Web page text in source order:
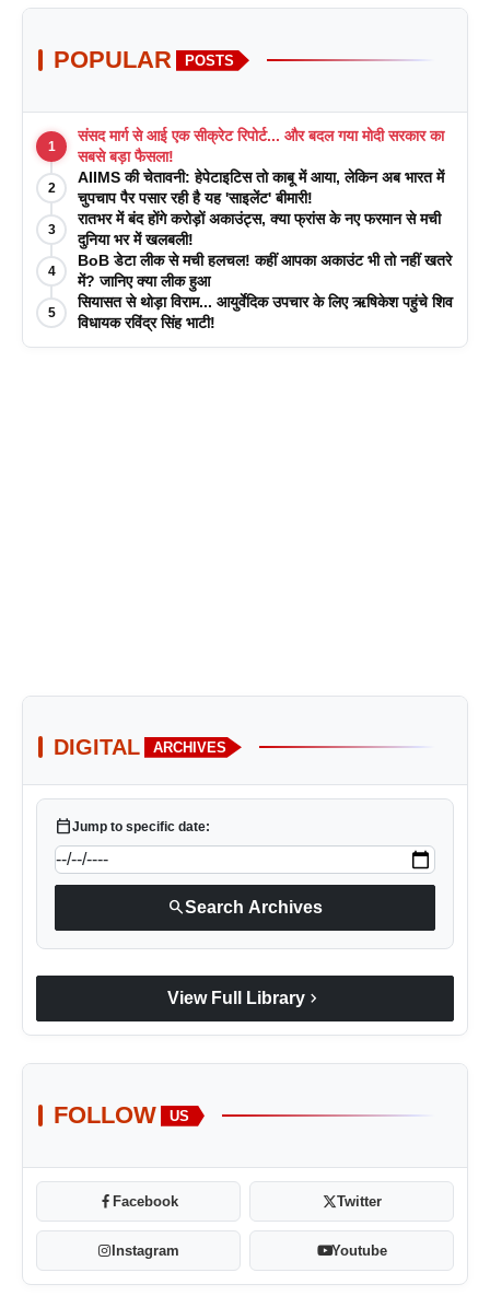
POPULAR POSTS
1
संसद मार्ग से आई एक सीक्रेट रिपोर्ट... और बदल गया मोदी सरकार का
सबसे बड़ा फैसला!
2
AIIMS की चेतावनी: हेपेटाइटिस तो काबू में आया, लेकिन अब भारत में
चुपचाप पैर पसार रही है यह 'साइलेंट' बीमारी!
3
रातभर में बंद होंगे करोड़ों अकाउंट्स, क्या फ्रांस के नए फरमान से मची
दुनिया भर में खलबली!
4
BoB डेटा लीक से मची हलचल! कहीं आपका अकाउंट भी तो नहीं खतरे
में? जानिए क्या लीक हुआ
5
सियासत से थोड़ा विराम... आयुर्वेदिक उपचार के लिए ऋषिकेश पहुंचे शिव
विधायक रविंद्र सिंह भाटी!
DIGITAL ARCHIVES
calendar_todayJump to specific date:
searchSearch Archives
View Full Library chevron_right
FOLLOW US
Facebook Twitter
Instagram Youtube